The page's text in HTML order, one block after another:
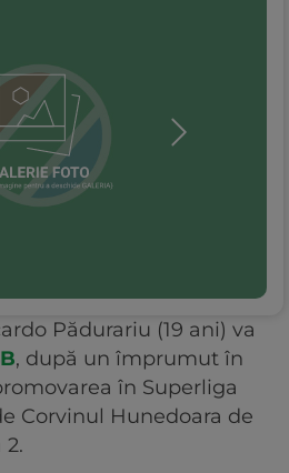
Pădurariu (19 ani) va
, după un împrumut în
în Superliga
Corvinul Hunedoara de